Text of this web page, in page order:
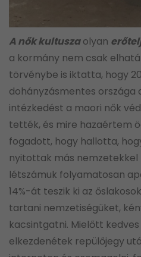
A nők kultuszaolyan
a kormány nem csak
törvénybe is iktatta, hogy
dohányzásmentes országa
intézkedést a maori nők
tették, és mire hazaértem
fogadott, hogy hallotta,
nyitottak más nemzetekkel
létszámuk folyamatosan
14%-át teszik ki az
tartani nemzetiségüket,
kacsintgatni. Mielőtt
elkezdenétek repülőjegy